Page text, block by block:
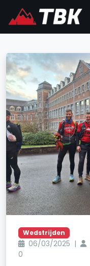
Wedstrijden
06/03/2025 |
0